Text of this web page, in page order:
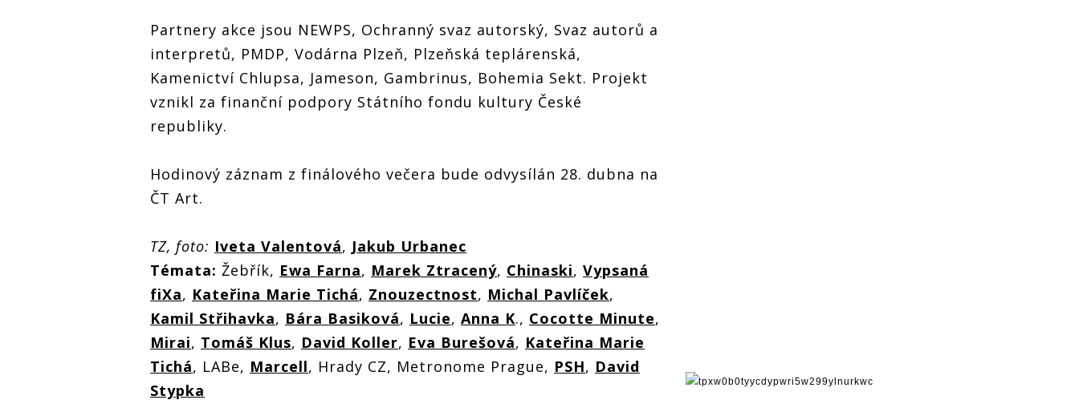
Partnery akce jsou NEWPS, Ochranný svaz autorský, Svaz autorů a
interpretů, PMDP, Vodárna Plzeň, Plzeňská teplárenská,
Kamenictví Chlupsa, Jameson, Gambrinus, Bohemia Sekt. Projekt
vznikl za finanční podpory Státního fondu kultury České
republiky.
Hodinový záznam z finálového večera bude odvysílán 28. dubna na
ČT Art.
TZ, foto: Iveta Valentová, Jakub Urbanec
Témata: Žebřík, Ewa Farna, Marek Ztracený, Chinaski, Vypsaná
fiXa, Kateřina Marie Tichá, Znouzectnost, Michal Pavlíček,
Kamil Střihavka, Bára Basiková, Lucie, Anna K., Cocotte Minute,
Mirai, Tomáš Klus, David Koller, Eva Burešová, Kateřina Marie
Tichá, LABe, Marcell, Hrady CZ, Metronome Prague, PSH, David
Stypka